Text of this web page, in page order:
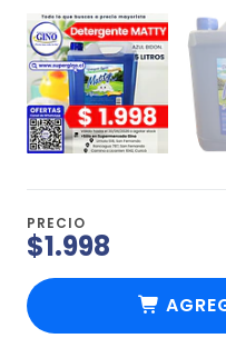
PRECIO
$1.998